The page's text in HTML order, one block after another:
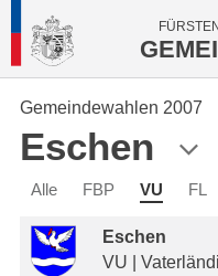
Gemeindewahlen 2007
Eschen
Alle FBP VU FL
Eschen
VU |